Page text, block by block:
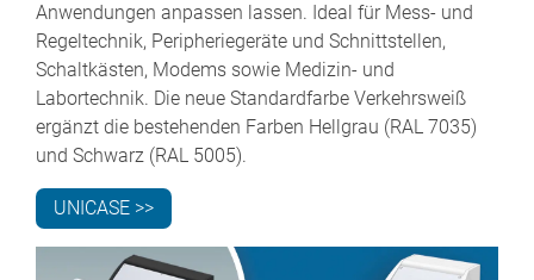
Anwendungen anpassen lassen. Ideal für Mess- und
Regeltechnik, Peripheriegeräte und Schnittstellen,
Schaltkästen, Modems sowie Medizin- und
Labortechnik. Die neue Standardfarbe Verkehrsweiß
ergänzt die bestehenden Farben Hellgrau (RAL 7035)
und Schwarz (RAL 5005).
UNICASE >>